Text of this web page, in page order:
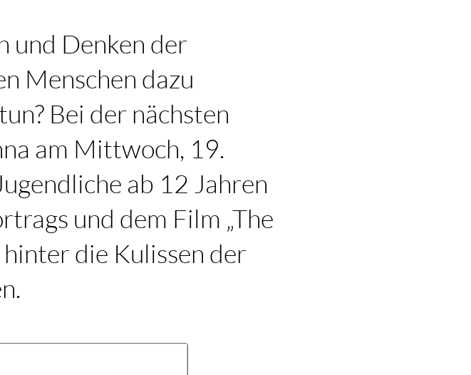
und Denken der
Menschen dazu
Bei der nächsten
am Mittwoch, 19.
ab 12 Jahren
und dem Film „The
die Kulissen der